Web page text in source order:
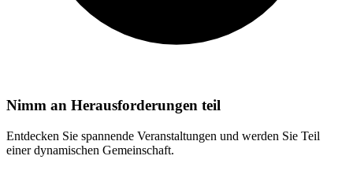
Nimm an Herausforderungen teil
Entdecken Sie spannende Veranstaltungen und werden Sie Teil
einer dynamischen Gemeinschaft.